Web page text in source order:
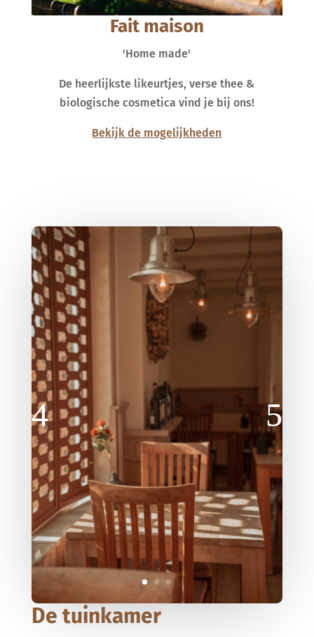
Fait maison
'Home made'
De heerlijkste likeurtjes, verse thee &
biologische cosmetica vind je bij ons!
Bekijk de mogelijkheden
De tuinkamer